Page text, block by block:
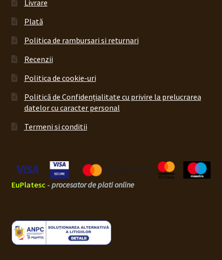
Livrare
Plată
Politica de rambursari si returnari
Recenzii
Politica de cookie-uri
Politică de Confidențialitate cu privire la prelucrarea
datelor cu caracter personal
Termeni si conditii
EuPlatesc - procesator de plati online